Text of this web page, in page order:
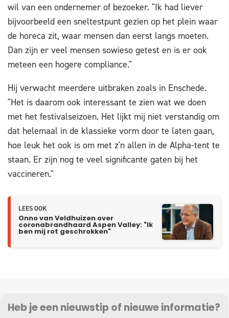
wil van een ondernemer of bezoeker. "Ik had liever
bijvoorbeeld een sneltestpunt gezien op het plein waar
de horeca zit, waar mensen dan eerst langs moeten.
Dan zijn er veel mensen sowieso getest en is er ook
meteen een hogere compliance."
Hij verwacht meerdere uitbraken zoals in Enschede.
"Het is daarom ook interessant te zien wat we doen
met het festivalseizoen. Het lijkt mij niet verstandig om
dat helemaal in de klassieke vorm door te laten gaan,
hoe leuk het ook is om met z'n allen in de Alpha-tent te
staan. Er zijn nog te veel significante gaten bij het
vaccineren."
LEES OOK
Onno van Veldhuizen over
coronabrandhaard Aspen Valley: "Ik
ben mij rot geschrokken"
Heb je een nieuwstip of nieuwe informatie?